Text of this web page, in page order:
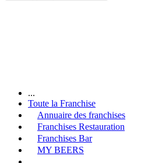
...
Toute la Franchise
Annuaire des franchises
Franchises Restauration
Franchises Bar
MY BEERS